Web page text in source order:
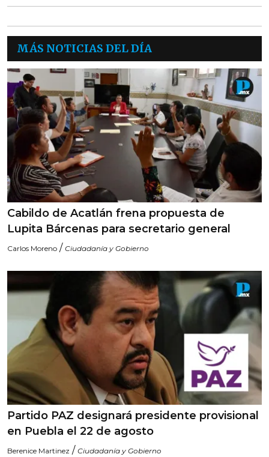
MÁS NOTICIAS DEL DÍA
Cabildo de Acatlán frena propuesta de
Lupita Bárcenas para secretario general
Carlos Moreno / Ciudadanía y Gobierno
Partido PAZ designará presidente provisional
en Puebla el 22 de agosto
Berenice Martinez / Ciudadanía y Gobierno